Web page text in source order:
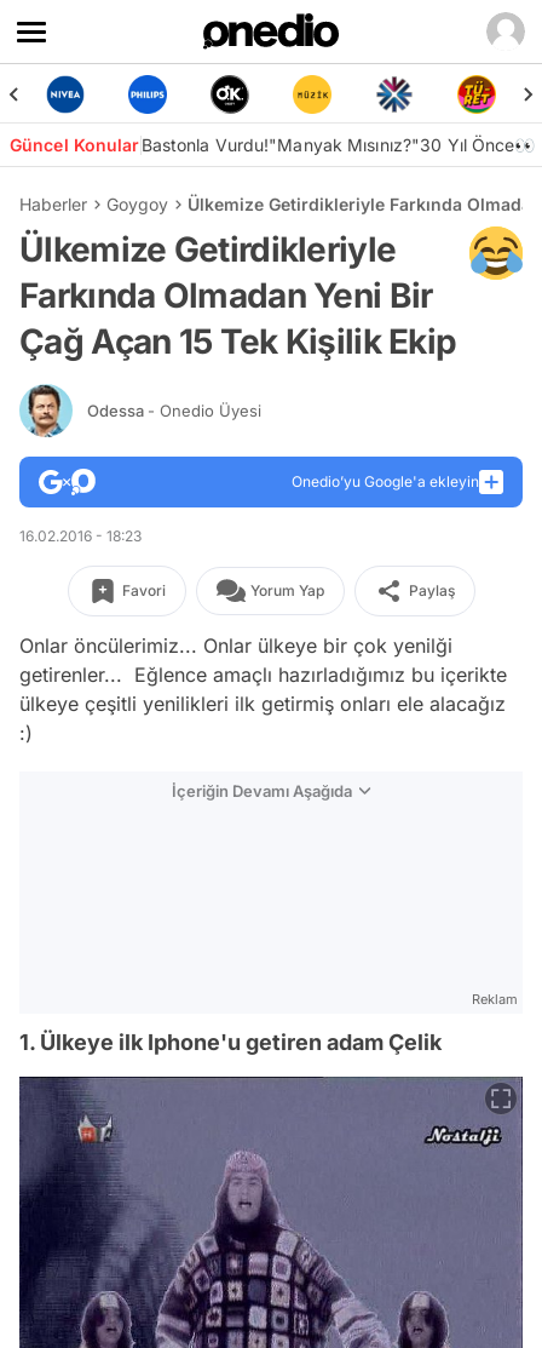
Güncel KonularBastonla Vurdu!"Manyak Mısınız?"30 Yıl Önce👀
Haberler Goygoy Ülkemize Getirdikleriyle Farkında
Ülkemize Getirdikleriyle
Farkında Olmadan Yeni Bir
Çağ Açan 15 Tek Kişilik Ekip
Odessa - Onedio Üyesi
Onedio’yu Google'a ekleyin
16.02.2016 - 18:23
Favori Yorum Yap Paylaş
Onlar öncülerimiz... Onlar ülkeye bir çok yenilği
getirenler... Eğlence amaçlı hazırladığımız bu içerikte
ülkeye çeşitli yenilikleri ilk getirmiş onları ele alacağız
:)
İçeriğin Devamı Aşağıda
Reklam
1. Ülkeye ilk Iphone'u getiren adam Çelik